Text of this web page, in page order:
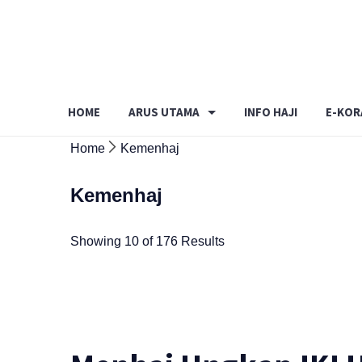
HOME ARUS UTAMA INFO HAJI E-
Home Kemenhaj
Kemenhaj
Showing 10 of 176 Results